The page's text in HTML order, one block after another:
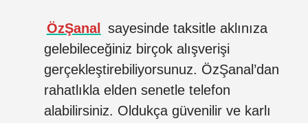
ÖzŞanal
sayesinde taksitle aklınıza
gelebileceğiniz birçok alışverişi
gerçekleştirebiliyorsunuz. ÖzŞanal’dan
rahatlıkla elden senetle telefon
alabilirsiniz. Oldukça güvenilir ve karlı